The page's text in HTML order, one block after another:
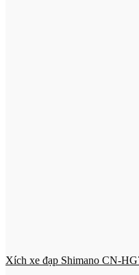
Xích xe đạp Shimano CN-